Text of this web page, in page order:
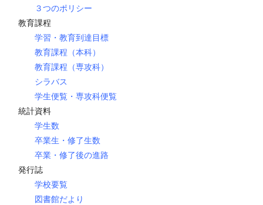
３つのポリシー
教育課程
学習・教育到達目標
教育課程（本科）
教育課程（専攻科）
シラバス
学生便覧・専攻科便覧
統計資料
学生数
卒業生・修了生数
卒業・修了後の進路
発行誌
学校要覧
図書館だより